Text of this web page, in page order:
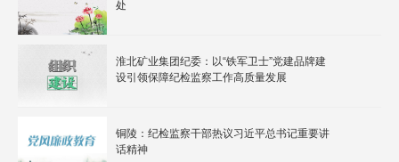
处
淮北矿业集团纪委：以“铁军卫士”党建品牌建
设引领保障纪检监察工作高质量发展
铜陵：纪检监察干部热议习近平总书记重要讲
话精神